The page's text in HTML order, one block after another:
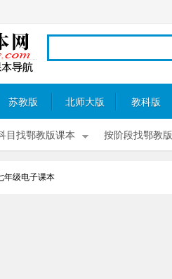
苏教版 北师大版 教科版
目找鄂教版课本 按阶段找鄂教
年级电子课本